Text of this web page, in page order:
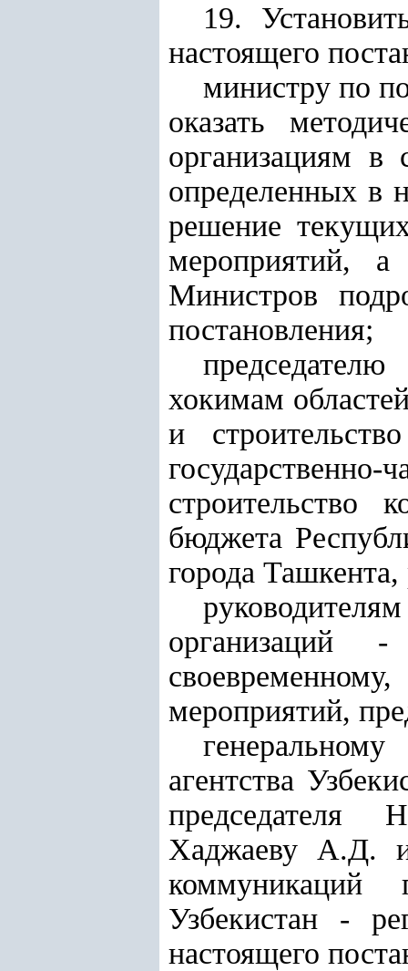
19.
настоящего
министру по
оказать
организациям в
определенных в
решение
мероприятий, а
Министров
постановления;
хокимам
и
государственно-
строительство
бюджета
города
организаций
мероприятий,
агентства
председателя
Хаджаеву А.Д.
коммуникаций
Узбекистан -
настоящего